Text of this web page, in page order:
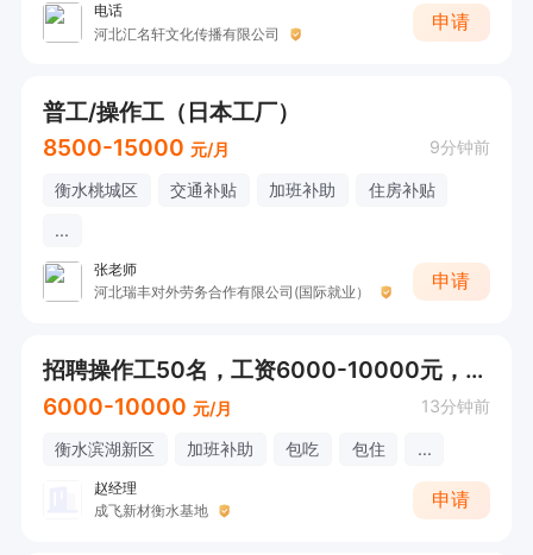
电话
河北汇名轩文化传播有限公司
申请
普工/操作工（日本工厂）
8500-15000 元/月 9分钟前
衡水桃城区 交通补贴 加班补助
住房补贴
...
张老师
河北瑞丰对外劳务合作有限公司(国际就业）
申请
招聘操作工50名，工资6000-10000元，免费住宿，免费提供三餐
6000-10000 元/月 13分钟前
衡水滨湖新区 加班补助 包吃 包住 ...
赵经理
成飞新材衡水基地
申请